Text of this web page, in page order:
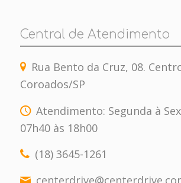
Central de Atendimento
Rua Bento da Cruz, 08.
Coroados/SP
Atendimento: Segunda à
07h40 às 18h00
(18) 3645-1261